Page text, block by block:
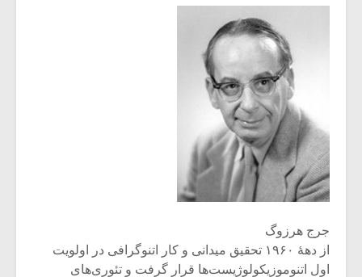
جرج هرزوگ
از دهۀ ۱۹۶۰ تحقیق میدانی و کار اتنوگرافی در اولویت
اول اتنوموزیکولوژیست‌ها قرار گرفت و تئوری‌های